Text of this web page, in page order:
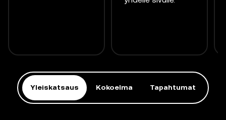
Yleiskatsaus Kokoelma Tapahtumat